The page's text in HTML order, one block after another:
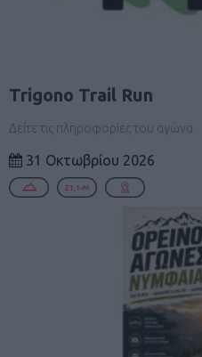
Trigono Trail Run
Δείτε τις πληροφορίες του αγώνα
31 Οκτωβρίου 2026